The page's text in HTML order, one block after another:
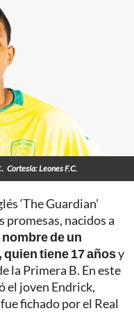
Cortesía: Leones F.C.
‘The Guardian’
promesas, nacidos a
de un
tiene 17 añosy
la Primera B. En este
el joven Endrick,
fichado por el Real